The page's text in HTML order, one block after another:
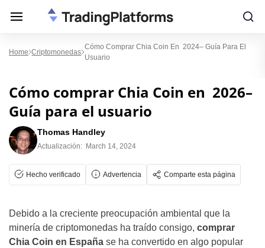
Home Criptomonedas
Cómo Comprar Chia Coin En 2024– Guía Para El
Usuario
Cómo comprar Chia Coin en 2026–
Guía para el usuario
Thomas Handley
Actualización: March 14, 2024
Hecho verificado Advertencia Comparte esta página
Debido a la creciente preocupación ambiental que la
minería de criptomonedas ha traído consigo, comprar
Chia Coin en España se ha convertido en algo popular